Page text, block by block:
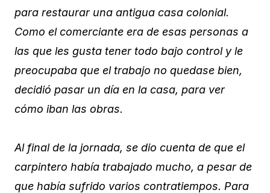
para restaurar una antigua casa colonial.
Como el comerciante era de esas personas a
las que les gusta tener todo bajo control y le
preocupaba que el trabajo no quedase bien,
decidió pasar un día en la casa, para ver
cómo iban las obras.
Al final de la jornada, se dio cuenta de que el
carpintero había trabajado mucho, a pesar de
que había sufrido varios contratiempos. Para